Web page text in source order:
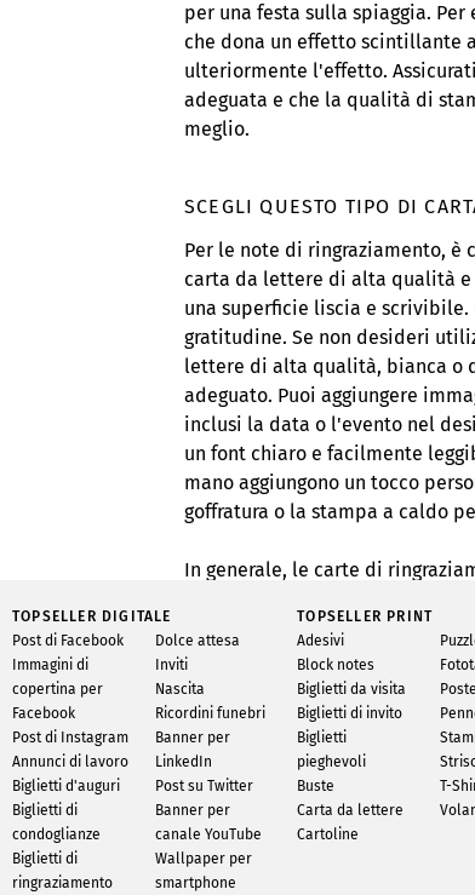
per una festa sulla spiaggia.
che dona un effetto scintillante
ulteriormente l'effetto.
adeguata e che la qualità di
meglio.
SCEGLI QUESTO TIPO DI
Per le note di ringraziamento,
carta da lettere di alta qualità e
una superficie liscia e
gratitudine. Se non desideri
lettere di alta qualità, bianca o
adeguato. Puoi aggiungere
inclusi la data o l'evento nel
un font chiaro e facilmente
mano aggiungono un tocco
goffratura o la stampa a caldo
In generale, le carte di
esprimere adeguatamente la
o i loro regali.
CREA LE TUE LETTERE CON
Da noi troverai la carta
compleanni o anche biglietti di
perfetti per te. Inoltre, ora puoi
contattarci!
TOPSELLER DIGITALE
Post di Facebook
Immagini di
copertina per
Facebook
Post di Instagram
Annunci di lavoro
Biglietti d'auguri
Biglietti di
condoglianze
Biglietti di
ringraziamento
Dolce attesa
Inviti
Nascita
Ricordini funebri
Banner per
LinkedIn
Post su Twitter
Banner per
canale YouTube
Wallpaper per
smartphone
TOPSELLER PRINT
Adesivi
Block notes
Biglietti da visita
Biglietti di invito
Biglietti
pieghevoli
Buste
Carta da lettere
Cartoline
T-